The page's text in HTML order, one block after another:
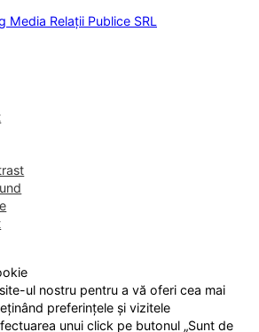
Media Relații Publice SRL
ul nostru pentru a vă oferi cea mai
preferințele și vizitele
unui click pe butonul „Sunt de